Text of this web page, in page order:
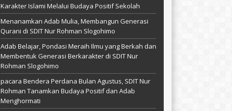
Karakter Islami Melalui Budaya Positif Sekolah
Menanamkan Adab Mulia, Membangun Generasi
Qurani di SDIT Nur Rohman Slogohimo
Adab Belajar, Pondasi Meraih Ilmu yang Berkah dan
Membentuk Generasi Berkarakter di SDIT Nur
Rohman Slogohimo
pacara Bendera Perdana Bulan Agustus, SDIT Nur
Rohman Tanamkan Budaya Positif dan Adab
Menghormati